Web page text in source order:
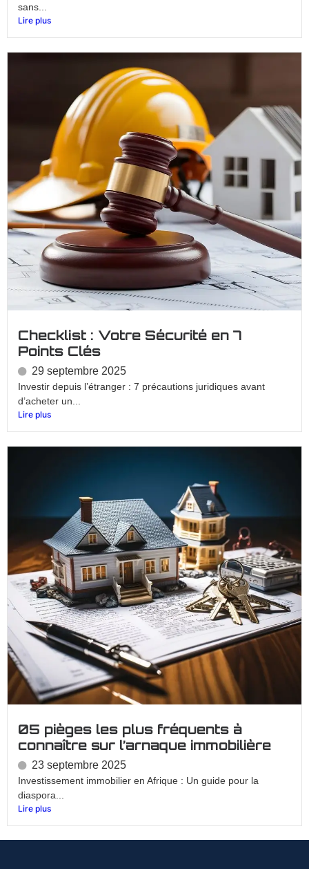
sans...
Lire plus
Checklist : Votre Sécurité en 7
Points Clés
29 septembre 2025
Investir depuis l’étranger : 7 précautions juridiques avant
d’acheter un...
Lire plus
05 pièges les plus fréquents à
connaître sur l’arnaque immobilière
23 septembre 2025
Investissement immobilier en Afrique : Un guide pour la
diaspora...
Lire plus